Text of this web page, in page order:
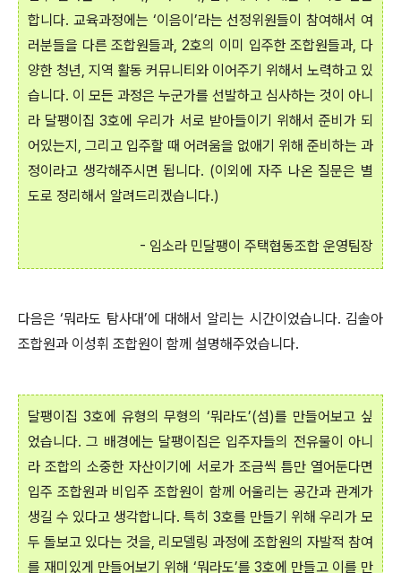
합니다. 교육과정에는 ‘이음이’라는 선정위원들이 참여해서 여
러분들을 다른 조합원들과, 2호의 이미 입주한 조합원들과, 다
양한 청년, 지역 활동 커뮤니티와 이어주기 위해서 노력하고 있
습니다. 이 모든 과정은 누군가를 선발하고 심사하는 것이 아니
라 달팽이집 3호에 우리가 서로 받아들이기 위해서 준비가 되
어있는지, 그리고 입주할 때 어려움을 없애기 위해 준비하는 과
정이라고 생각해주시면 됩니다. (이외에 자주 나온 질문은 별
도로 정리해서 알려드리겠습니다.)
- 임소라 민달팽이 주택협동조합 운영팀장
다음은 ‘뭐라도 탐사대’에 대해서 알리는 시간이었습니다. 김솔아
조합원과 이성휘 조합원이 함께 설명해주었습니다.
달팽이집 3호에 유형의 무형의 ‘뭐라도’(섬)를 만들어보고 싶
었습니다. 그 배경에는 달팽이집은 입주자들의 전유물이 아니
라 조합의 소중한 자산이기에 서로가 조금씩 틈만 열어둔다면
입주 조합원과 비입주 조합원이 함께 어울리는 공간과 관계가
생길 수 있다고 생각합니다. 특히 3호를 만들기 위해 우리가 모
두 돌보고 있다는 것을, 리모델링 과정에 조합원의 자발적 참여
를 재미있게 만들어보기 위해 ‘뭐라도’를 3호에 만들고 이를 만